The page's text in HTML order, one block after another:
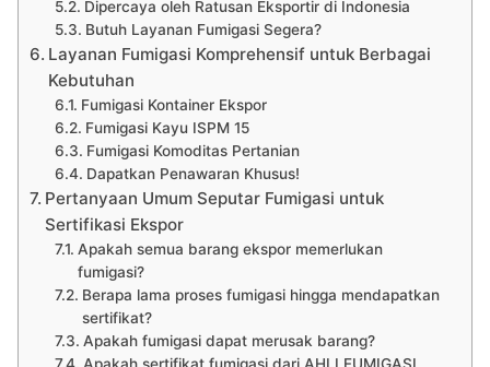
Dipercaya oleh Ratusan Eksportir di Indonesia
Butuh Layanan Fumigasi Segera?
Layanan Fumigasi Komprehensif untuk Berbagai
Kebutuhan
Fumigasi Kontainer Ekspor
Fumigasi Kayu ISPM 15
Fumigasi Komoditas Pertanian
Dapatkan Penawaran Khusus!
Pertanyaan Umum Seputar Fumigasi untuk
Sertifikasi Ekspor
Apakah semua barang ekspor memerlukan
fumigasi?
Berapa lama proses fumigasi hingga mendapatkan
sertifikat?
Apakah fumigasi dapat merusak barang?